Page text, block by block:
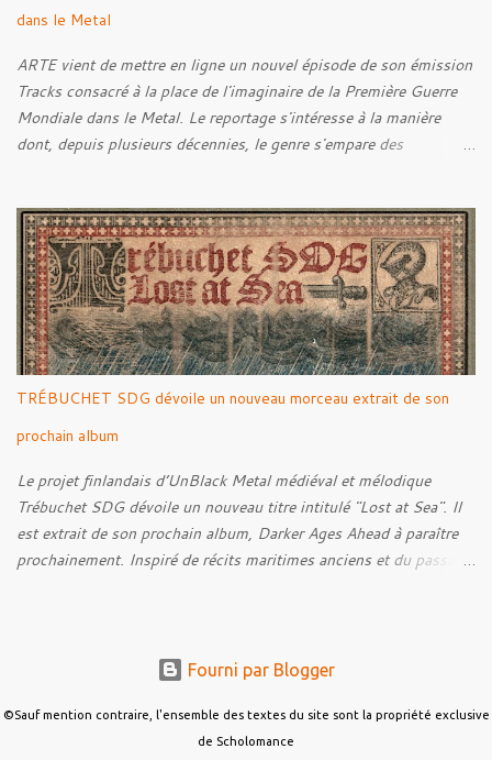
dans le Metal
ARTE vient de mettre en ligne un nouvel épisode de son émission
Tracks consacré à la place de l'imaginaire de la Première Guerre
Mondiale dans le Metal. Le reportage s'intéresse à la manière
dont, depuis plusieurs décennies, le genre s'empare des
cette réflexion, Tracks est allé à la rencontre de Noise (
Kanonenfieber ) et de Dmytro Kumar ( 1914 ), qui reviennent sur
leur intérêt pour la Première Guerre mondiale. Le documentaire
donne également la parole au producteur Kristian "Kohle"
Kohlmannslehner, collaborateur de 1914 , ainsi qu'à l'historien
Ralf Raths, directeur du Musée allemand des blindés de Munster,
afin d'interroger plus largement la place des images de guerre
dans l'esthétique et l'imaginaire du Metal. Le reportage est à
découvrir ci-dessous :
TRÉBUCHET SDG dévoile un nouveau morceau extrait de son
prochain album
Le projet finlandais d’UnBlack Metal médiéval et mélodique
Trébuchet SDG dévoile un nouveau titre intitulé "Lost at Sea". Il
est extrait de son prochain album, Darker Ages Ahead à paraître
prochainement. Inspiré de récits maritimes anciens et du passage
la persévérance et de l’espoir face aux épreuves, alors que le
ténèbres qui l’entourent.
Fourni par Blogger
©Sauf mention contraire, l'ensemble des textes du site sont la propriété exclusive
de Scholomance